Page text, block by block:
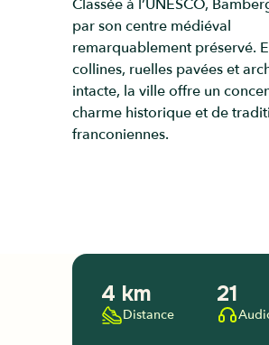
Classée à l’UNESCO,
par son centre médiéval
remarquablement préservé.
collines, ruelles pavées et
intacte, la ville offre un
charme historique et de
franconiennes.
4 km
Distance
21